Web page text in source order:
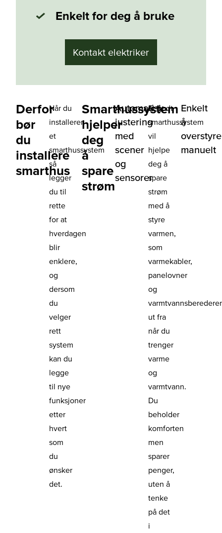
Enkelt for deg å bruke
Kontakt elektriker
Derfor
bør
du
installere
smarthus
Når du
installerer
et
smarthussystem
så
legger
du til
rette
for at
hverdagen
blir
enklere,
og
dersom
du
velger
rett
system
kan du
legge
til nye
funksjoner
etter
hvert
som
du
ønsker
det.
Smarthussystem
hjelper
deg
å
spare
strøm
Automatisk
justering
med
scener
og
sensorer
Et godt
smarthussystem
vil
hjelpe
deg å
spare
strøm
med å
styre
varmen,
som
varmekabler,
panelovner
og
ut fra
når du
trenger
varme
og
varmtvann.
Du
beholder
komforten
men
sparer
penger,
uten å
tenke
på det
i
Enkelt
å
overstyre
manuelt